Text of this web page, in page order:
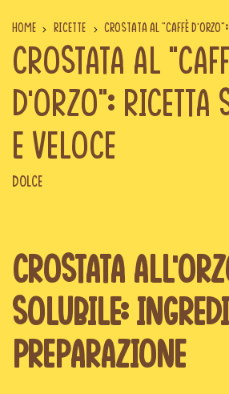
Home Ricette Crostata al “caffè
Crostata al
d’orzo”: ricetta
e veloce
Dolce
Crostata
solubile:
preparazione